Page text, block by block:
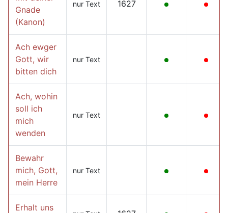
Gnade
(Kanon)
nur Text 1627
Ach ewger
Gott, wir
bitten dich
nur Text
Ach, wohin
soll ich
mich
wenden
nur Text
Bewahr
mich, Gott,
mein Herre
nur Text
Erhalt uns